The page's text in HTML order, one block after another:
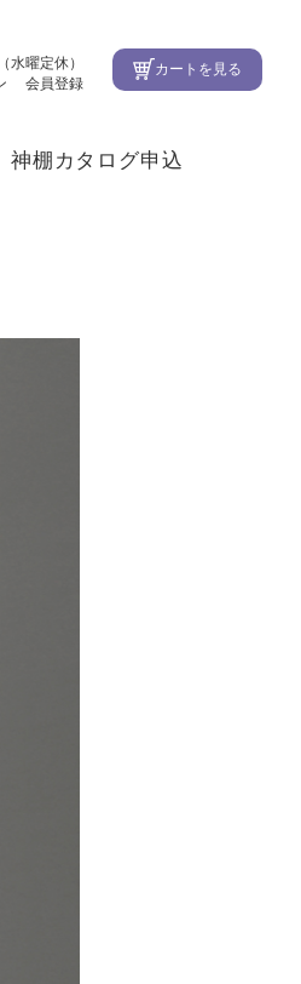
水曜定休）
会員登録
カートを見る
神棚カタログ申込